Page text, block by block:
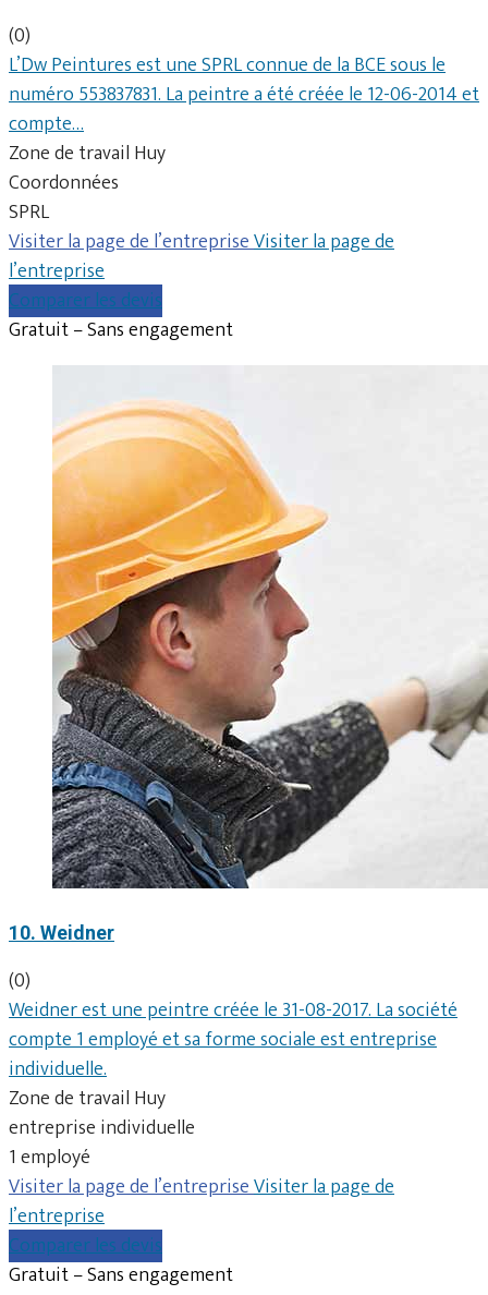
(0)
L’Dw Peintures est une SPRL connue de la BCE sous le
numéro 553837831. La peintre a été créée le 12-06-2014 et
compte…
Zone de travail Huy
Coordonnées
SPRL
Visiter la page de l’entrepriseVisiter la page de
l’entreprise
Comparer les devis
Gratuit – Sans engagement
10. Weidner
(0)
Weidner est une peintre créée le 31-08-2017. La société
compte 1 employé et sa forme sociale est entreprise
individuelle.
Zone de travail Huy
entreprise individuelle
1 employé
Visiter la page de l’entrepriseVisiter la page de
l’entreprise
Comparer les devis
Gratuit – Sans engagement